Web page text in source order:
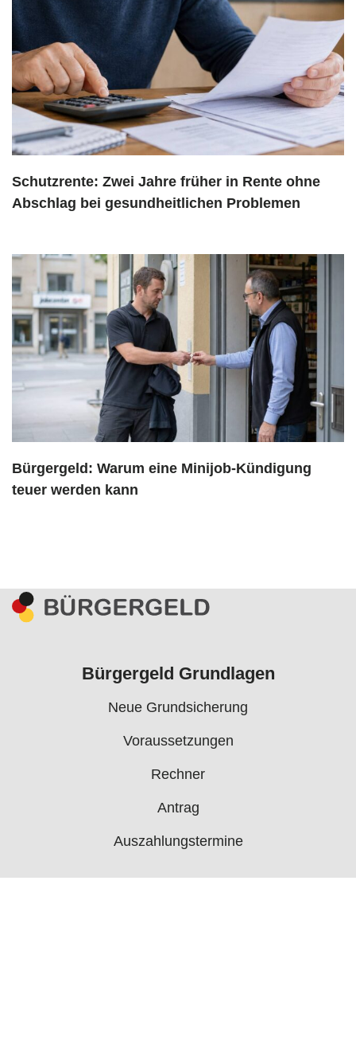
Schutzrente: Zwei Jahre früher in Rente ohne
Abschlag bei gesundheitlichen Problemen
Bürgergeld: Warum eine Minijob-Kündigung
teuer werden kann
Bürgergeld Grundlagen
Neue Grundsicherung
Voraussetzungen
Rechner
Antrag
Auszahlungstermine